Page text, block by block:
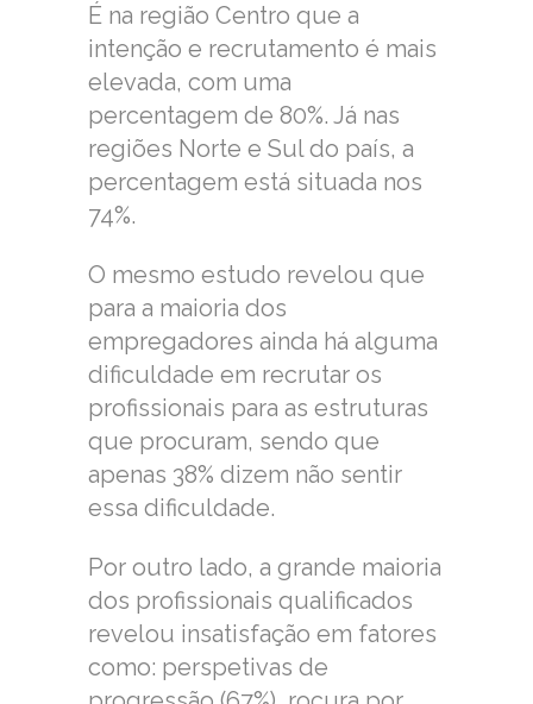
É na região Centro que a
intenção e recrutamento é mais
elevada, com uma
percentagem de 80%. Já nas
regiões Norte e Sul do país, a
percentagem está situada nos
74%.
O mesmo estudo revelou que
para a maioria dos
empregadores ainda há alguma
dificuldade em recrutar os
profissionais para as estruturas
que procuram, sendo que
apenas 38% dizem não sentir
essa dificuldade.
Por outro lado, a grande maioria
dos profissionais qualificados
revelou insatisfação em fatores
como: perspetivas de